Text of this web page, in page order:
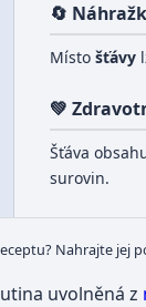
🔄
Místo šťávy
💚
Šťáva
surovin.
Nahrajte jej
uvolněná z